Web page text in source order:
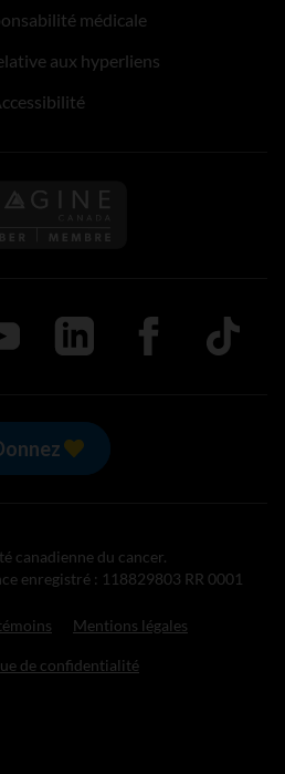
médicale
aux hyperliens
sur Instagram
nous sur Youtube
Suivez nous sur LinkedIn
Suivez nous sur
TikTok
canadienne du cancer.
enregistré : 118829803 RR 0001
Mentions légales
de confidentialité